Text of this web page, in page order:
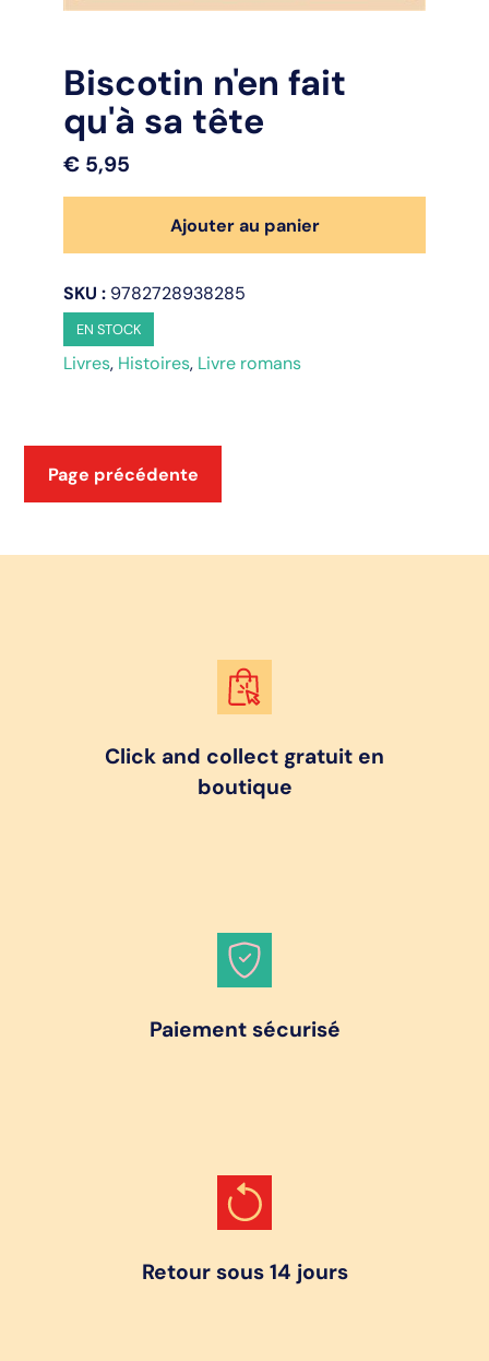
Biscotin n'en fait
qu'à sa tête
€ 5,95
n'en
fait
qu'à
sa
Ajouter au panier
SKU : 9782728938285
EN STOCK
Livres, Histoires, Livre romans
Page précédente
Click and collect gratuit en
boutique
Paiement sécurisé
Retour sous 14 jours